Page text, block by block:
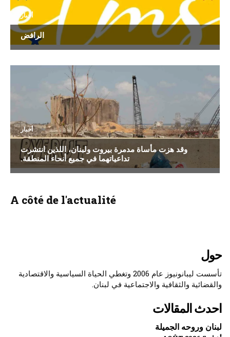
أخبار
الرافض
أخبار
وقد هزت مأساة مدمرة بيروت ولبنان، اللذين انتشرت
تداعياتهما في جميع أنحاء المنطقة.
A côté de l'actualité
حول
تأسست ليبانونيوز عام 2006 وتغطي الحياة السياسية والاقتصادية
والقضائية والثقافية والاجتماعية في لبنان.
احدث المقالات
لبنان وروحه الجميلة